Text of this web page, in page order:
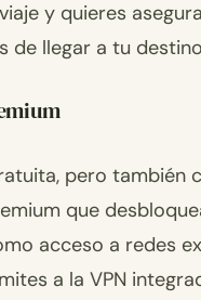
y quieres
de llegar a tu
pero también
que
acceso a redes
a la VPN